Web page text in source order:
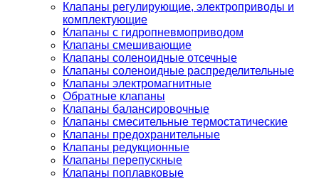
Клапаны регулирующие, электроприводы и
комплектующие
Клапаны с гидропневмоприводом
Клапаны смешивающие
Клапаны соленоидные отсечные
Клапаны соленоидные распределительные
Клапаны электромагнитные
Обратные клапаны
Клапаны балансировочные
Клапаны смесительные термостатические
Клапаны предохранительные
Клапаны редукционные
Клапаны перепускные
Клапаны поплавковые